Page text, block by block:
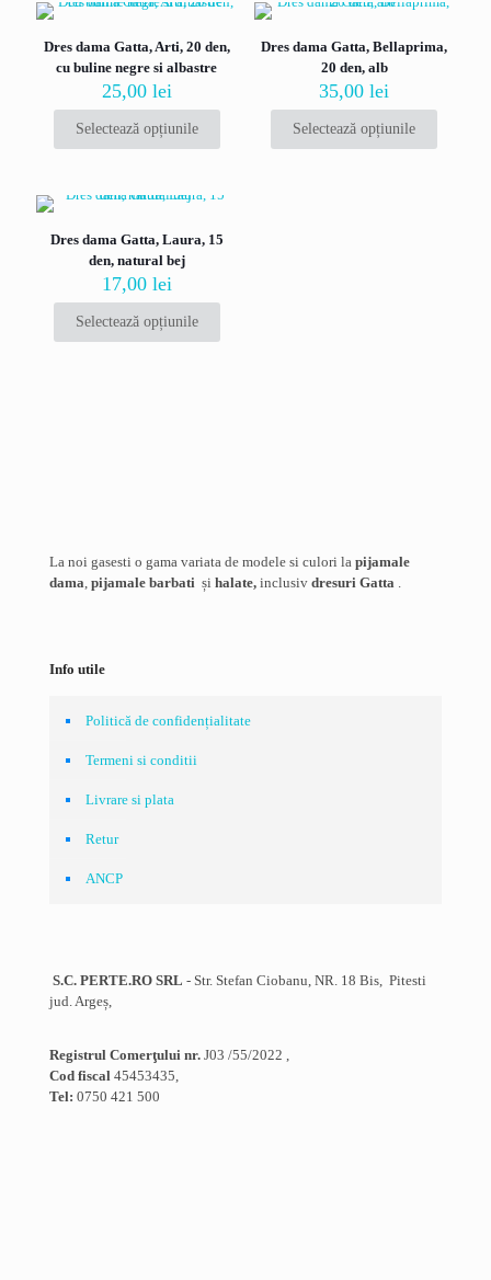
marcate cu*
Evaluarea ta*
Dres dama Gatta, Arti, 20 den,
cu buline negre si albastre
25,00 lei
Selectează opțiunile
Acest
mai
variații.
Opțiunile
fi
alese
în
Dres dama Gatta, Bellaprima,
20 den, alb
35,00lei
Selectează opțiunile
Acest
Dres dama Gatta, Laura, 15
den, natural bej
17,00 lei
Selectează opțiunile
Acest
pagina
produsului.
La noi gasesti o gama variata de modele si culori la pijamale
dama, pijamale barbati și halate, inclusiv dresuri Gatta .
Info utile
Politică de confidențialitate
Termeni si conditii
Livrare si plata
Retur
ANCP
S.C. PERTE.RO SRL - Str. Stefan Ciobanu, NR. 18 Bis, Pitesti
jud. Argeș,
Registrul Comerţului nr. J03 /55/2022 ,
Cod fiscal 45453435,
Tel: 0750 421 500